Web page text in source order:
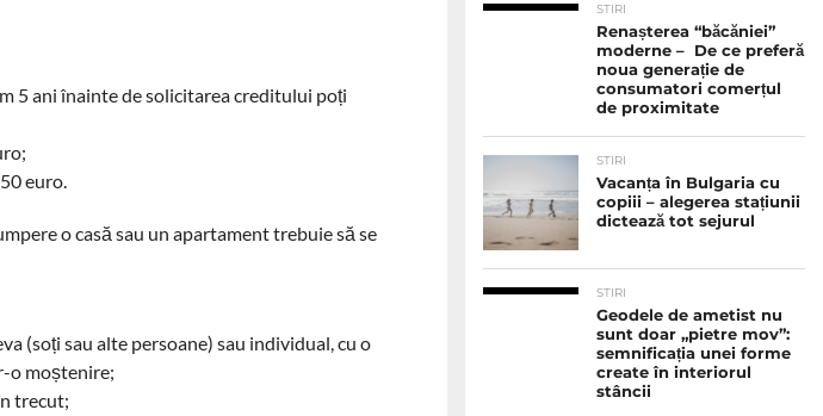
5 ani înainte de solicitarea creditului poți
euro.
o casă sau un apartament trebuie să se
(soți sau alte persoane) sau individual, cu o
o moștenire;
trecut;
STIRI
Renașterea “băcăniei”
moderne – De ce preferă
noua generație de
consumatori comerțul
de proximitate
STIRI
Vacanța în Bulgaria cu
copiii – alegerea stațiunii
dictează tot sejurul
STIRI
Geodele de ametist nu
sunt doar „pietre mov”:
semnificația unei forme
create în interiorul
stâncii